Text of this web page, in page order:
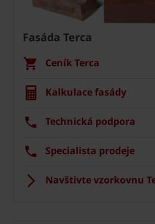
Fasáda Terca
Ceník Terca
Kalkulace fasády
Technická podpora
Specialista prodeje
Navštivte vzorkovnu